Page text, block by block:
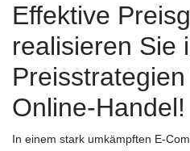
Effektive
realisieren Sie
Online-Handel!
In einem stark umkämpften E-